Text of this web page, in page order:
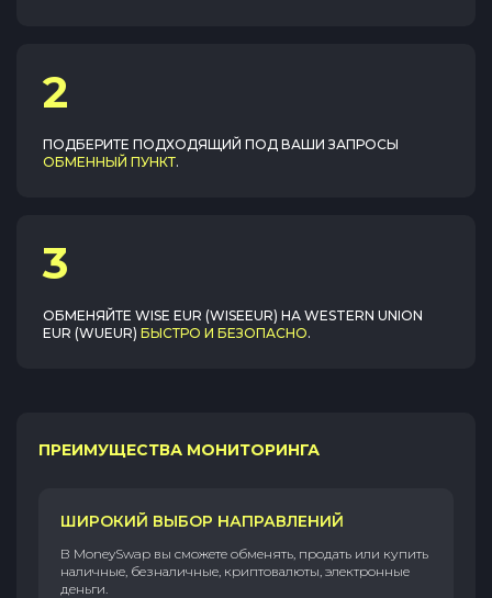
2
ПОДБЕРИТЕ ПОДХОДЯЩИЙ ПОД ВАШИ ЗАПРОСЫ
ОБМЕННЫЙ ПУНКТ.
3
ОБМЕНЯЙТЕ WISE EUR (WISEEUR) НА WESTERN UNION
EUR (WUEUR) БЫСТРО И БЕЗОПАСНО.
ПРЕИМУЩЕСТВА МОНИТОРИНГА
ШИРОКИЙ ВЫБОР НАПРАВЛЕНИЙ
В MoneySwap вы сможете обменять, продать или купить
наличные, безналичные, криптовалюты, электронные
деньги.